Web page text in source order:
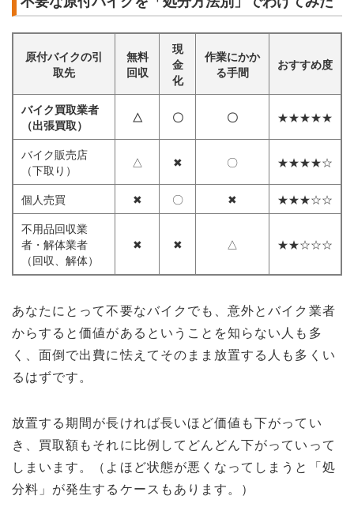
原付バイクの引
取先
無料
回収
現
金
化
作業にかか
る手間
おすすめ度
バイク買取業者
（出張買取）
△ 〇 〇 ★★★★★
バイク販売店
（下取り）
△ ✖ 〇 ★★★★☆
個人売買 ✖ 〇 ✖
★★★☆☆
不用品回収業
者・解体業者
（回収、解体）
✖ ✖ △ ★★☆☆☆
あなたにとって不要なバイクでも、意外とバイク業者
からすると価値があるということを知らない人も多
く、面倒で出費に怯えてそのまま放置する人も多くい
るはずです。
放置する期間が長ければ長いほど価値も下がってい
き、買取額もそれに比例してどんどん下がっていって
しまいます。（よほど状態が悪くなってしまうと「処
分料」が発生するケースもあります。）